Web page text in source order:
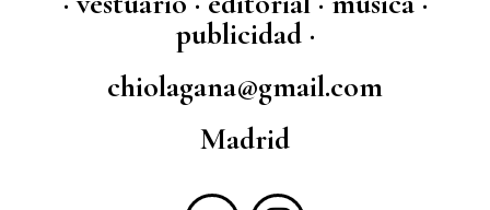
publicidad ·
chiolagana@gmail.com
Madrid